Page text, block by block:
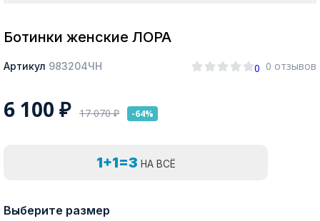
Ботинки женские ЛОРА
Артикул 983204ЧН 0 0 отзывов
6 100 ₽ 17 070₽ -64%
1+1=3 НА ВСЁ
Выберите размер